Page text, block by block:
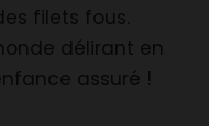
filets fous.
délirant en
assuré !